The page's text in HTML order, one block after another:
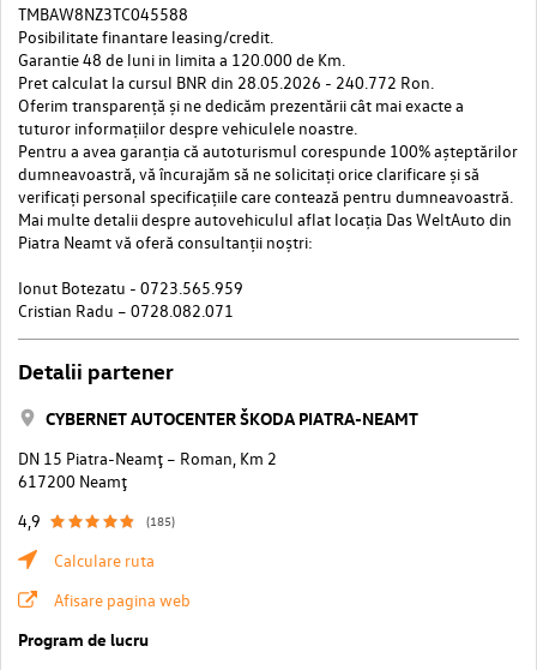
TMBAW8NZ3TC045588
Posibilitate finantare leasing/credit.
Garantie 48 de luni in limita a 120.000 de Km.
Pret calculat la cursul BNR din 28.05.2026 - 240.772 Ron.
Oferim transparență și ne dedicăm prezentării cât mai exacte a
tuturor informațiilor despre vehiculele noastre.
Pentru a avea garanția că autoturismul corespunde 100% așteptărilor
dumneavoastră, vă încurajăm să ne solicitați orice clarificare și să
verificați personal specificațiile care contează pentru dumneavoastră.
Mai multe detalii despre autovehiculul aflat locația Das WeltAuto din
Piatra Neamt vă oferă consultanții noștri:
Ionut Botezatu - 0723.565.959
Cristian Radu – 0728.082.071
Detalii partener
CYBERNET AUTOCENTER ŠKODA PIATRA-NEAMT
DN 15 Piatra-Neamţ – Roman, Km 2
617200 Neamţ
4,9
(185)
Calculare ruta
Afisare pagina web
Program de lucru